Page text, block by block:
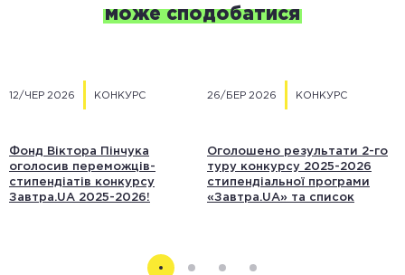
може сподобатися
Фонд Віктора Пінчука
оголосив переможців-
стипендіатів конкурсу
Завтра.UA 2025-2026!
12/ЧЕР 2026 КОНКУРС
Оголошено результати 2-го
туру конкурсу 2025-2026
стипендіальної програми
«Завтра.UA» та список
26/БЕР 2026 КОНКУРС